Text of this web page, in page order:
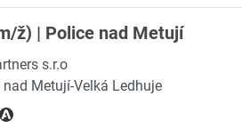
ž) | Police nad Metují
s.r.o
Metují-Velká Ledhuje